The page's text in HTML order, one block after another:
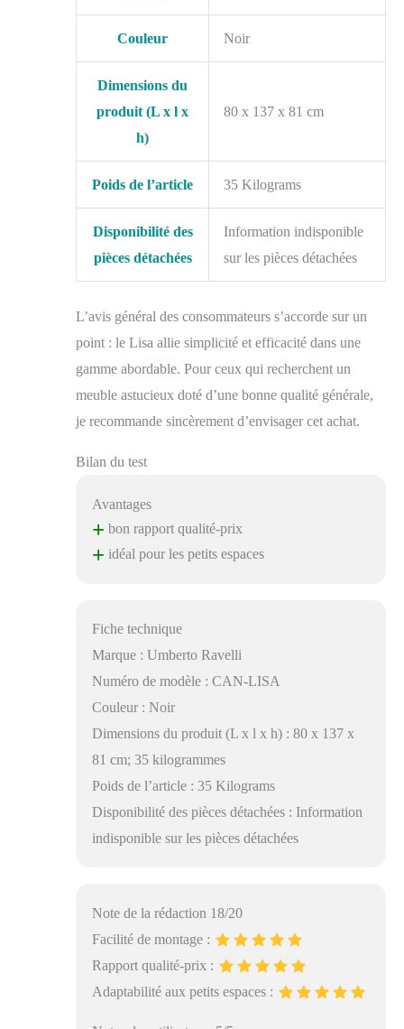
Couleur Noir
Dimensions du
produit (L x l x
h)
80 x 137 x 81 cm
Poids de l’article 35 Kilograms
Disponibilité des
pièces détachées
Information indisponible
sur les pièces détachées
L’avis général des consommateurs s’accorde sur un
point : le Lisa allie simplicité et efficacité dans une
gamme abordable. Pour ceux qui recherchent un
meuble astucieux doté d’une bonne qualité générale,
je recommande sincèrement d’envisager cet achat.
Bilan du test
Avantages
+ bon rapport qualité-prix
+ idéal pour les petits espaces
Fiche technique
Marque : Umberto Ravelli
Numéro de modèle : CAN-LISA
Couleur : Noir
Dimensions du produit (L x l x h) : 80 x 137 x
81 cm; 35 kilogrammes
Poids de l’article : 35 Kilograms
Disponibilité des pièces détachées : Information
indisponible sur les pièces détachées
Note de la rédaction 18/20
Facilité de montage :
Rapport qualité-prix :
Adaptabilité aux petits espaces :